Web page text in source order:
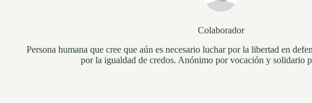
Colaborador
Persona humana que cree que aún es necesario luchar por la libertad en
por la igualdad de credos. Anónimo por vocación y solidario